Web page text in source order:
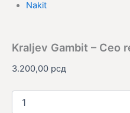
Nakit
Kraljev Gambit – Ceo
3.200,00 рсд